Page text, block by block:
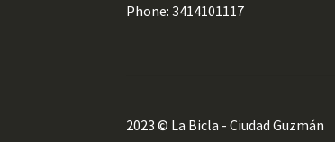
Phone: 3414101117
2023 © La Bicla - Ciudad Guzmán